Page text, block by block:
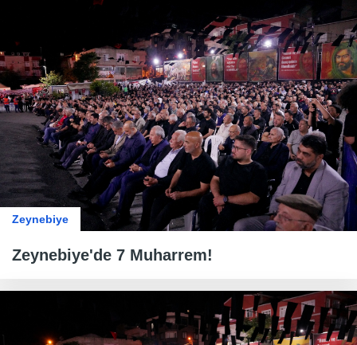
Zeynebiye
Zeynebiye'de 7 Muharrem!